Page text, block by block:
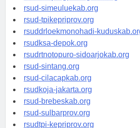
rsud-tanjungpinangkota.org
rsud-simeuluekab.org
rsud-tpikepriprov.org
rsuddrloekmonohadi-kuduskab.org
rsudksa-depok.org
rsudrtnotopuro-sidoarjokab.org
rsud-sintang.org
rsud-cilacapkab.org
rsudkoja-jakarta.org
rsud-brebeskab.org
rsud-sulbarprov.org